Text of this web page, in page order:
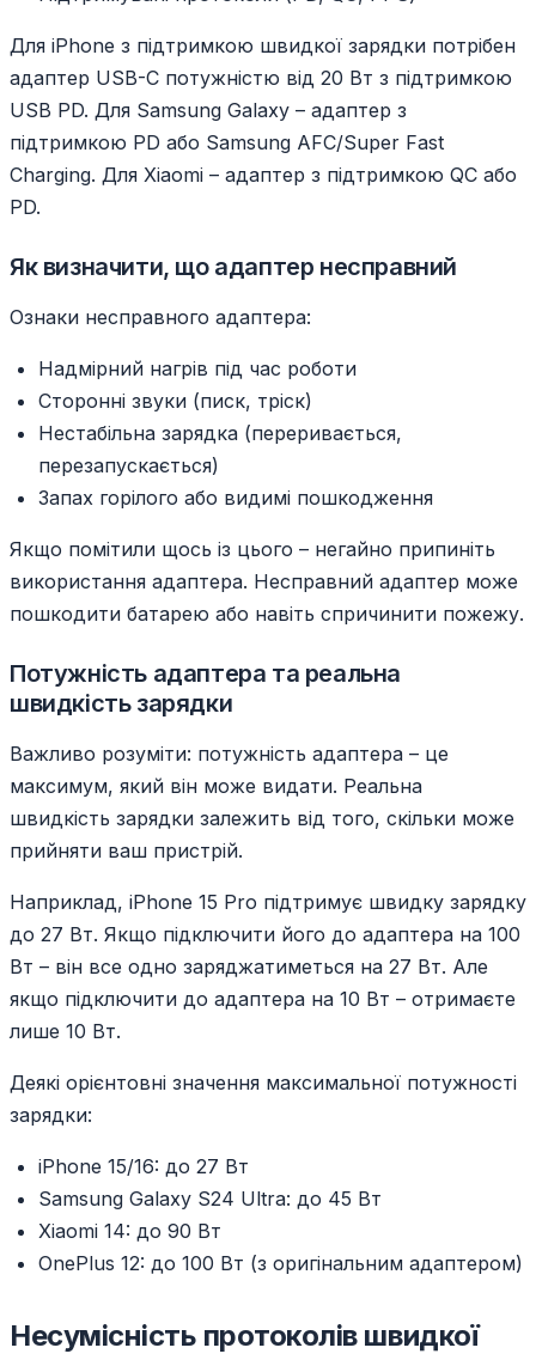
Для iPhone з підтримкою швидкої зарядки потрібен
адаптер USB-C потужністю від 20 Вт з підтримкою
USB PD. Для Samsung Galaxy – адаптер з
підтримкою PD або Samsung AFC/Super Fast
Charging. Для Xiaomi – адаптер з підтримкою QC або
PD.
Як визначити, що адаптер несправний
Ознаки несправного адаптера:
Надмірний нагрів під час роботи
Сторонні звуки (писк, тріск)
Нестабільна зарядка (переривається,
перезапускається)
Запах горілого або видимі пошкодження
Якщо помітили щось із цього – негайно припиніть
використання адаптера. Несправний адаптер може
пошкодити батарею або навіть спричинити пожежу.
Потужність адаптера та реальна
швидкість зарядки
Важливо розуміти: потужність адаптера – це
максимум, який він може видати. Реальна
швидкість зарядки залежить від того, скільки може
прийняти ваш пристрій.
Наприклад, iPhone 15 Pro підтримує швидку зарядку
до 27 Вт. Якщо підключити його до адаптера на 100
Вт – він все одно заряджатиметься на 27 Вт. Але
якщо підключити до адаптера на 10 Вт – отримаєте
лише 10 Вт.
Деякі орієнтовні значення максимальної потужності
зарядки:
iPhone 15/16: до 27 Вт
Samsung Galaxy S24 Ultra: до 45 Вт
Xiaomi 14: до 90 Вт
OnePlus 12: до 100 Вт (з оригінальним адаптером)
Несумісність протоколів швидкої